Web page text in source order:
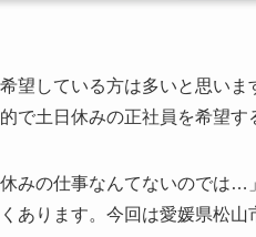
望している方は多いと思い
で土日休みの正社員を希望す
みの仕事なんてないのでは
あります。今回は愛媛県松